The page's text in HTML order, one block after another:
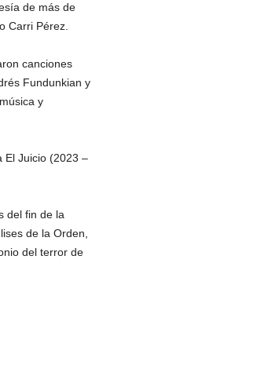
de más de
Carri Pérez.
canciones
Fundunkian y
y
El Juicio (2023 –
del fin de la
de la Orden,
del terror de